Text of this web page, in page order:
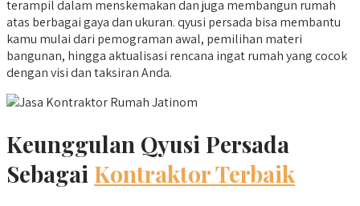
terampil dalam menskemakan dan juga membangun rumah
atas berbagai gaya dan ukuran. qyusi persada bisa membantu
kamu mulai dari pemograman awal, pemilihan materi
bangunan, hingga aktualisasi rencana ingat rumah yang cocok
dengan visi dan taksiran Anda.
Keunggulan Qyusi Persada
Sebagai Kontraktor Terbaik